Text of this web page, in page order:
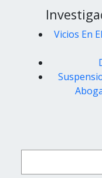
Vicios En